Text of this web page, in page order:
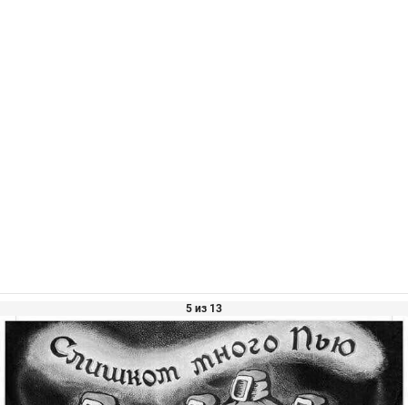
5 из 13